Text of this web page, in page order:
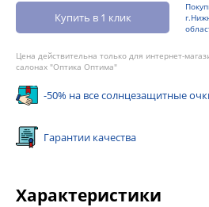
Купить в 1 клик
Цена действительна только для интернет-
салонах "Оптика Оптима"
-50% на все солнцезащитные
Гарантии качества
Характеристики